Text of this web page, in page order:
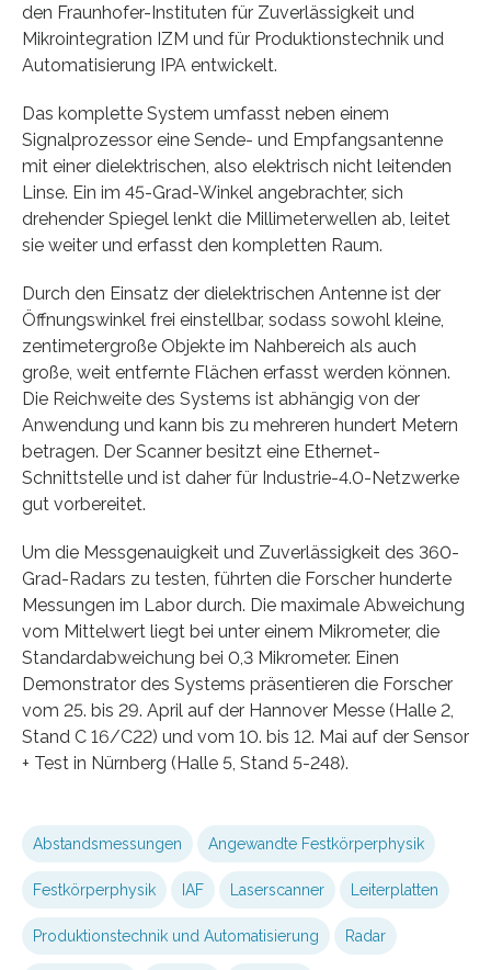
den Fraunhofer-Instituten für Zuverlässigkeit und
Mikrointegration IZM und für Produktionstechnik und
Automatisierung IPA entwickelt.
Das komplette System umfasst neben einem
Signalprozessor eine Sende- und Empfangsantenne
mit einer dielektrischen, also elektrisch nicht leitenden
Linse. Ein im 45-Grad-Winkel angebrachter, sich
drehender Spiegel lenkt die Millimeterwellen ab, leitet
sie weiter und erfasst den kompletten Raum.
Durch den Einsatz der dielektrischen Antenne ist der
Öffnungswinkel frei einstellbar, sodass sowohl kleine,
zentimetergroße Objekte im Nahbereich als auch
große, weit entfernte Flächen erfasst werden können.
Die Reichweite des Systems ist abhängig von der
Anwendung und kann bis zu mehreren hundert Metern
betragen. Der Scanner besitzt eine Ethernet-
Schnittstelle und ist daher für Industrie-4.0-Netzwerke
gut vorbereitet.
Um die Messgenauigkeit und Zuverlässigkeit des 360-
Grad-Radars zu testen, führten die Forscher hunderte
Messungen im Labor durch. Die maximale Abweichung
vom Mittelwert liegt bei unter einem Mikrometer, die
Standardabweichung bei 0,3 Mikrometer. Einen
Demonstrator des Systems präsentieren die Forscher
vom 25. bis 29. April auf der Hannover Messe (Halle 2,
Stand C 16/C22) und vom 10. bis 12. Mai auf der Sensor
+ Test in Nürnberg (Halle 5, Stand 5-248).
Abstandsmessungen Angewandte Festkörperphysik
Festkörperphysik IAF Laserscanner Leiterplatten
Produktionstechnik und Automatisierung Radar